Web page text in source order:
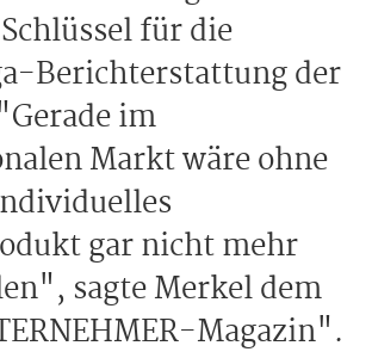
für die
Berichterstattung der
im
Markt wäre ohne
gar nicht mehr
sagte Merkel dem
Magazin".